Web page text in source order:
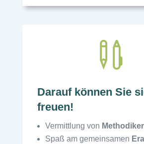

Darauf können Sie
freuen!
Vermittlung von
Spaß am gemeinsamen